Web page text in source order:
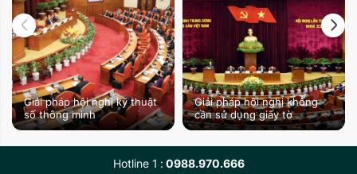
Giải pháp hội nghị kỹ thuật
số thông minh
Giải pháp hội nghị không
cần sử dụng giấy tờ
Hotline 1
0988.970.666